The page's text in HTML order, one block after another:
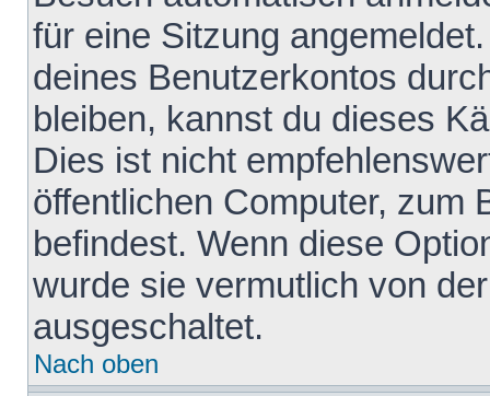
für eine Sitzung
deines Benutzerkontos
bleiben, kannst du dieses
Dies ist nicht
öffentlichen Computer, zum
befindest. Wenn diese
wurde sie vermutlich von
ausgeschaltet.
Nach oben